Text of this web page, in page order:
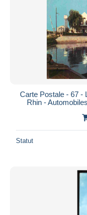
Carte Postale - 67 -
Rhin -
Statut